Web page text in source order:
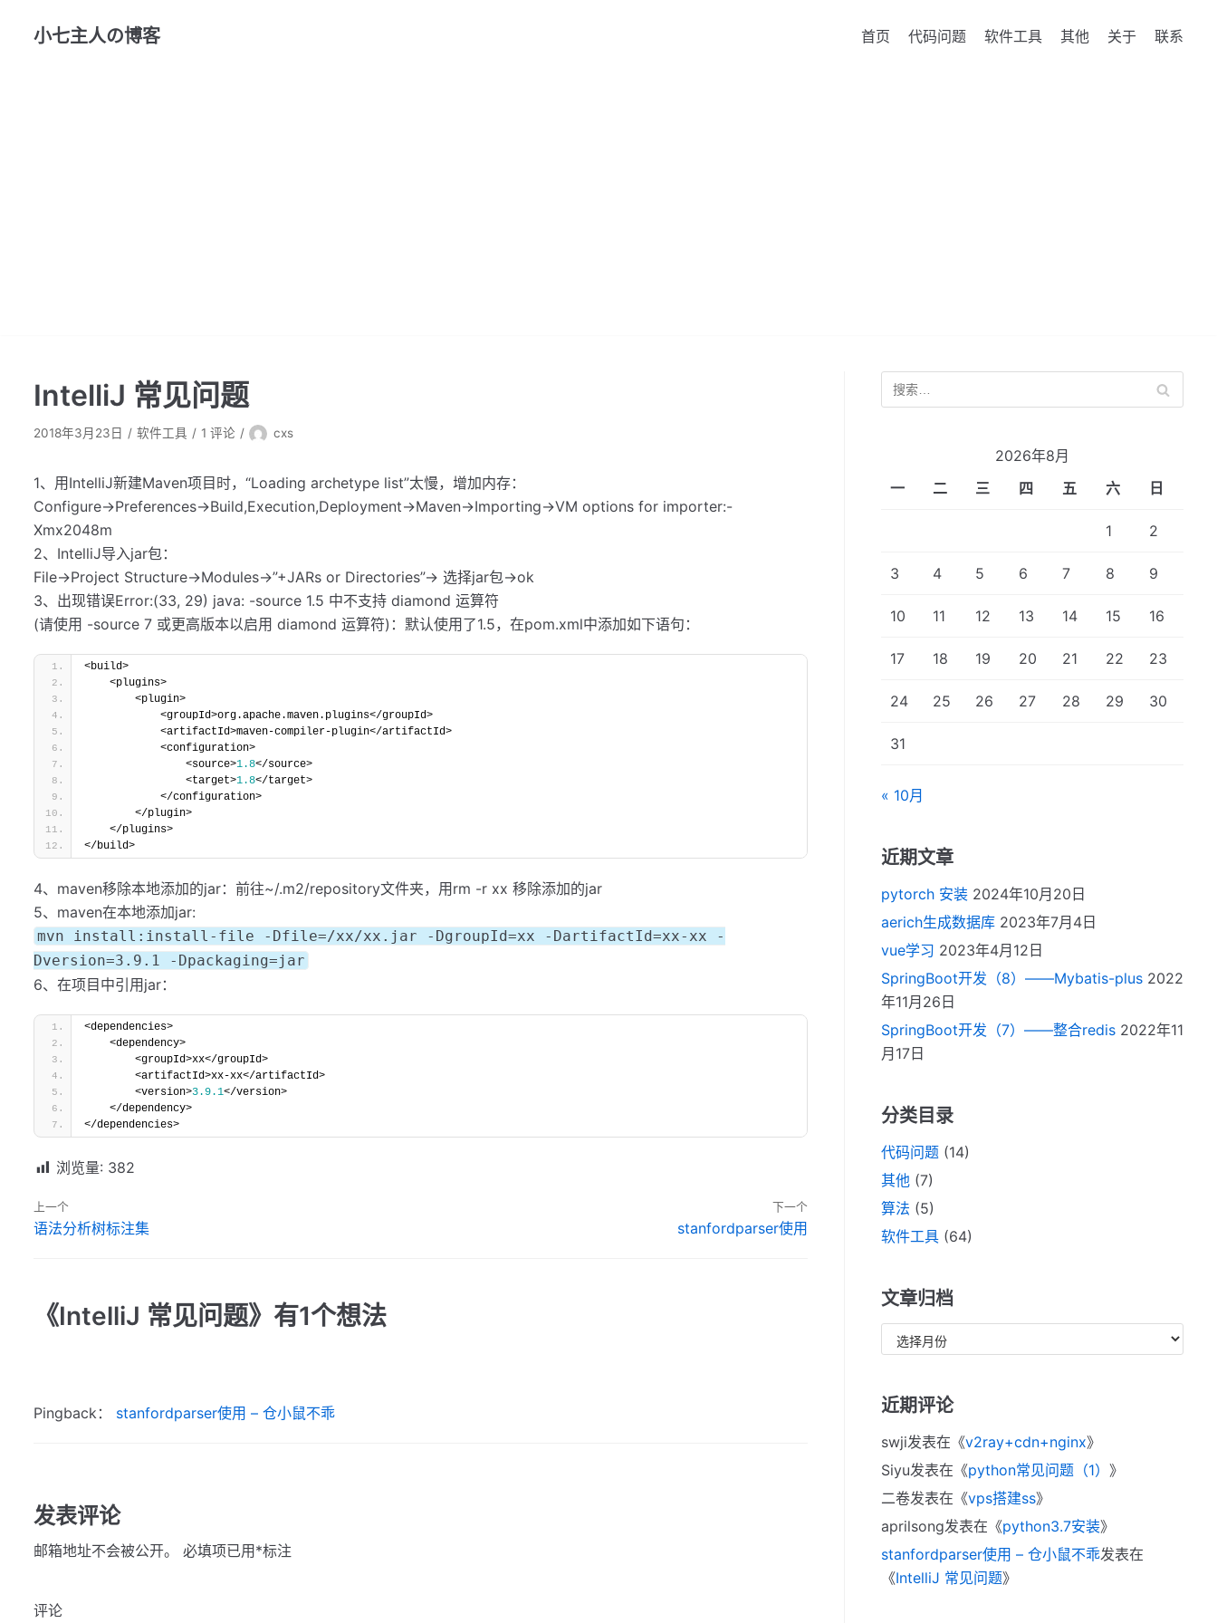
小七主人の博客 首页 代码问题 软件工具 其他 关于 联系
IntelliJ 常见问题
2018年3月23日 软件工具 1 评论 cxs
1、用IntelliJ新建Maven项目时，“Loading archetype list”太慢，增加内存：
Configure->Preferences->Build,Execution,Deployment->Maven->Importing->VM options for importer:-
Xmx2048m
2、IntelliJ导入jar包：
File->Project Structure->Modules->”+JARs or Directories”-> 选择jar包->ok
3、出现错误Error:(33, 29) java: -source 1.5 中不支持 diamond 运算符
(请使用 -source 7 或更高版本以启用 diamond 运算符)：默认使用了1.5，在pom.xml中添加如下语句：
<build>
    <plugins>
        <plugin>
            <groupId>org.apache.maven.plugins</groupId>
            <artifactId>maven-compiler-plugin</artifactId>
            <configuration>
                <source>
1.8</source>
                <target>
1.8</target>
            </configuration>
        </plugin>
    </plugins>
</build>
4、maven移除本地添加的jar：前往~/.m2/repository文件夹，用rm -r xx 移除添加的jar
5、maven在本地添加jar:
mvn install:install-file -Dfile=/xx/xx.jar -DgroupId=xx -DartifactId=xx-xx -
Dversion=3.9.1 -Dpackaging=jar
6、在项目中引用jar：
<dependencies>
    <dependency>
        <groupId>xx</groupId>
        <artifactId>xx-xx</artifactId>
        <version>
3.9.1</version>
    </dependency>
</dependencies>
浏览量: 382
上一个
语法分析树标注集
下一个
stanfordparser使用
《IntelliJ 常见问题》有1个想法
Pingback： stanfordparser使用 – 仓小鼠不乖
发表评论
邮箱地址不会被公开。 必填项已用 *标注
评论
2026年8月
一
二 三 四 五 六 日
1 2
3 4 5 6 7 8 9
10 11 12 13 14 15 16
17 18 19 20 21 22 23
24 25 26 27 28 29 30
31
« 10月
近期文章
pytorch 安装 2024年10月20日
aerich生成数据库 2023年7月4日
vue学习 2023年4月12日
SpringBoot开发（8）——Mybatis-plus 2022
年11月26日
SpringBoot开发（7）——整合redis 2022年11
月17日
分类目录
代码问题 (14)
其他 (7)
算法 (5)
软件工具 (64)
文章归档
近期评论
swji发表在《v2ray+cdn+nginx》
Siyu发表在《python常见问题（1） 》
二卷发表在《vps搭建ss》
aprilsong发表在《python3.7安装》
stanfordparser使用 – 仓小鼠不乖发表在
《IntelliJ 常见问题》